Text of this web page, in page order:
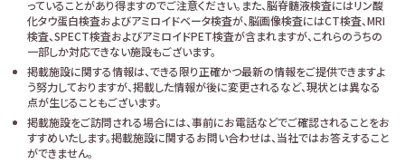
っていることがあり得ますのでご注意ください。また、脳脊髄液検査にはリン酸
化タウ蛋白検査およびアミロイドベータ検査が、脳画像検査にはCT検査、MRI
検査、SPECT検査およびアミロイドPET検査が含まれますが、これらのうちの
一部しか対応できない施設もございます。
掲載施設に関する情報は、できる限り正確かつ最新の情報をご提供できますよ
う努力しておりますが、掲載した情報が後に変更されるなど、現状とは異なる
点が生じることもございます。
掲載施設をご訪問される場合には、事前にお電話などでご確認されることをお
すすめいたします。掲載施設に関するお問い合わせは、当社ではお答えすること
ができません。